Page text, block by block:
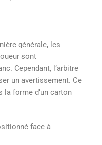
générale, les
sont
Cependant, l’arbitre
un avertissement. Ce
la forme d’un carton
face à